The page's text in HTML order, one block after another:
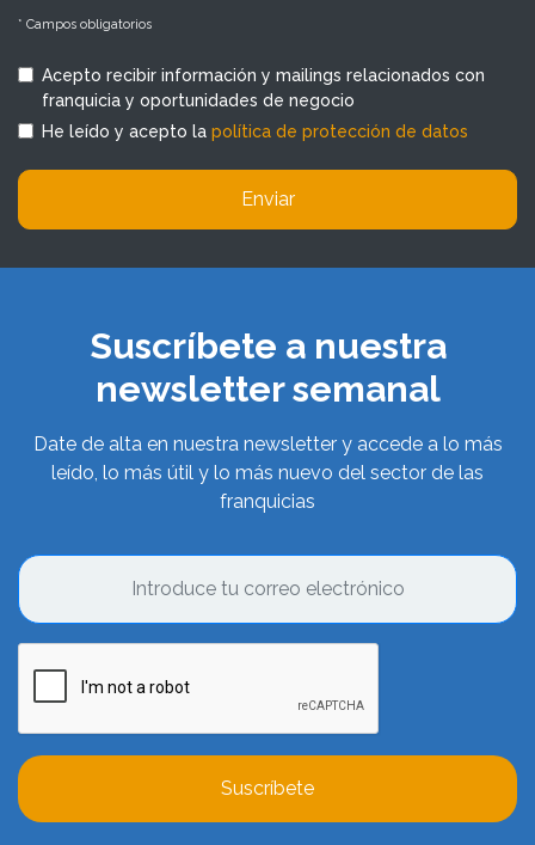
* Campos obligatorios
Acepto recibir información y mailings relacionados con
franquicia y oportunidades de negocio
He leído y acepto la política de protección de datos
Enviar
Suscríbete a nuestra
newsletter semanal
Date de alta en nuestra newsletter y accede a lo más
leído, lo más útil y lo más nuevo del sector de las
franquicias
Suscríbete